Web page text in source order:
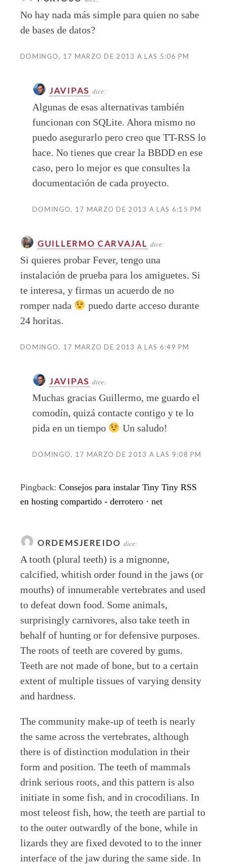
No hay nada más simple para quien no sabe
de bases de datos?
DOMINGO, 17 MARZO DE 2013 A LAS 5:06 PM
JAVIPAS dice:
Algunas de esas alternativas también
funcionan con SQLite. Ahora mismo no
puedo asegurarlo pero creo que TT-RSS lo
hace. No tienes que crear la BBDD en ese
caso, pero lo mejor es que consultes la
documentación de cada proyecto.
DOMINGO, 17 MARZO DE 2013 A LAS 6:15 PM
GUILLERMO CARVAJAL dice:
Si quieres probar Fever, tengo una
instalación de prueba para los amiguetes. Si
te interesa, y firmas un acuerdo de no
romper nada
puedo darte acceso durante
24 horitas.
DOMINGO, 17 MARZO DE 2013 A LAS 6:49 PM
JAVIPAS dice:
Muchas gracias Guillermo, me guardo el
comodín, quizá contacte contigo y te lo
pida en un tiempo
Un saludo!
DOMINGO, 17 MARZO DE 2013 A LAS 9:08 PM
Pingback: Consejos para instalar Tiny Tiny RSS
en hosting compartido - derrotero · net
ORDEMSJEREIDO dice:
A tooth (plural teeth) is a mignonne,
calcified, whitish order found in the jaws (or
mouths) of innumerable vertebrates and used
to defeat down food. Some animals,
surprisingly carnivores, also take teeth in
behalf of hunting or for defensive purposes.
The roots of teeth are covered by gums.
Teeth are not made of bone, but to a certain
extent of multiple tissues of varying density
and hardness.
The community make-up of teeth is nearly
the same across the vertebrates, although
there is of distinction modulation in their
form and position. The teeth of mammals
drink serious roots, and this pattern is also
initiate in some fish, and in crocodilians. In
most teleost fish, how, the teeth are partial to
to the outer outwardly of the bone, while in
lizards they are fixed devoted to to the inner
interface of the jaw during the same side. In